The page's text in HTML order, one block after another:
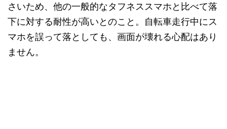
さいため、他の一般的なタフネススマホと比べて落
下に対する耐性が高いとのこと。自転車走行中にス
マホを誤って落としても、画面が壊れる心配はあり
ません。